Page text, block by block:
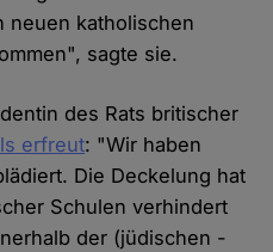
neuen katholischen
sagte sie.
des Rats britischer
erfreut: "Wir haben
Die Deckelung hat
Schulen verhindert
der (jüdischen -